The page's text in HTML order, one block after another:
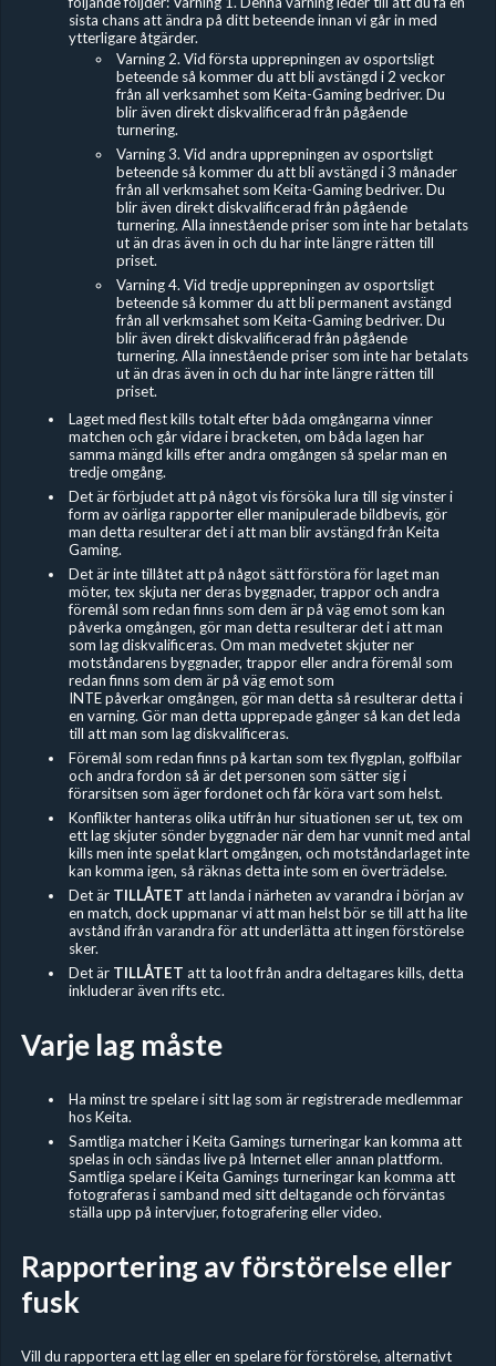
sista chans att ändra på ditt beteende innan vi går in med
ytterligare åtgärder.
Varning 2. Vid första upprepningen av osportsligt
beteende så kommer du att bli avstängd i 2 veckor
från all verksamhet som Keita-Gaming bedriver. Du
blir även direkt diskvalificerad från pågående
turnering.
Varning 3. Vid andra upprepningen av osportsligt
beteende så kommer du att bli avstängd i 3 månader
från all verkmsahet som Keita-Gaming bedriver. Du
blir även direkt diskvalificerad från pågående
turnering. Alla innestående priser som inte har betalats
ut än dras även in och du har inte längre rätten till
priset.
Varning 4. Vid tredje upprepningen av osportsligt
beteende så kommer du att bli permanent avstängd
från all verkmsahet som Keita-Gaming bedriver. Du
blir även direkt diskvalificerad från pågående
turnering. Alla innestående priser som inte har betalats
ut än dras även in och du har inte längre rätten till
priset.
Laget med flest kills totalt efter båda omgångarna vinner
matchen och går vidare i bracketen, om båda lagen har
samma mängd kills efter andra omgången så spelar man en
tredje omgång.
Det är förbjudet att på något vis försöka lura till sig vinster i
form av oärliga rapporter eller manipulerade bildbevis, gör
man detta resulterar det i att man blir avstängd från Keita
Gaming.
Det är inte tillåtet att på något sätt förstöra för laget man
möter, tex skjuta ner deras byggnader, trappor och andra
föremål som redan finns som dem är på väg emot som kan
påverka omgången, gör man detta resulterar det i att man
som lag diskvalificeras. Om man medvetet skjuter ner
motståndarens byggnader, trappor eller andra föremål som
redan finns som dem är på väg emot som
INTE påverkar omgången, gör man detta så resulterar detta i
en varning. Gör man detta upprepade gånger så kan det leda
till att man som lag diskvalificeras.
Föremål som redan finns på kartan som tex flygplan, golfbilar
och andra fordon så är det personen som sätter sig i
förarsitsen som äger fordonet och får köra vart som helst.
Konflikter hanteras olika utifrån hur situationen ser ut, tex om
ett lag skjuter sönder byggnader när dem har vunnit med antal
kills men inte spelat klart omgången, och motståndarlaget inte
kan komma igen, så räknas detta inte som en överträdelse.
Det är TILLÅTET att landa i närheten av varandra i början av
en match, dock uppmanar vi att man helst bör se till att ha lite
avstånd ifrån varandra för att underlätta att ingen förstörelse
sker.
Det är TILLÅTET att ta loot från andra deltagares kills, detta
inkluderar även rifts etc.
Varje lag måste
Ha minst tre spelare i sitt lag som är registrerade medlemmar
hos Keita.
Samtliga matcher i Keita Gamings turneringar kan komma att
spelas in och sändas live på Internet eller annan plattform.
Samtliga spelare i Keita Gamings turneringar kan komma att
fotograferas i samband med sitt deltagande och förväntas
ställa upp på intervjuer, fotografering eller video.
Rapportering av förstörelse eller
fusk
Vill du rapportera ett lag eller en spelare för förstörelse, alternativt